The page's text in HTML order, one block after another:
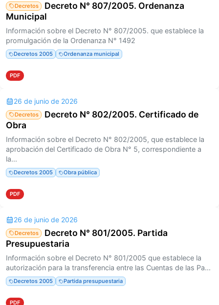
Decretos
Decreto N° 807/2005. Ordenanza
Municipal
Información sobre el Decreto N° 807/2005. que establece la
promulgación de la Ordenanza N° 1492
Decretos 2005 Ordenanza municipal
PDF
26 de junio de 2026
Decretos
Decreto N° 802/2005. Certificado de
Obra
Información sobre el Decreto N° 802/2005, que establece la
aprobación del Certificado de Obra N° 5, correspondiente a
la...
Decretos 2005 Obra pública
PDF
26 de junio de 2026
Decretos
Decreto N° 801/2005. Partida
Presupuestaria
Información sobre el Decreto N° 801/2005 que establece la
autorización para la transferencia entre las Cuentas de las Pa...
Decretos 2005 Partida presupuestaria
PDF